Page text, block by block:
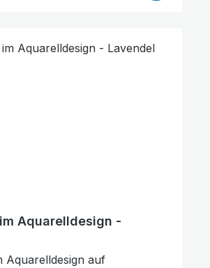
Aquarelldesign -
Aquarelldesign auf